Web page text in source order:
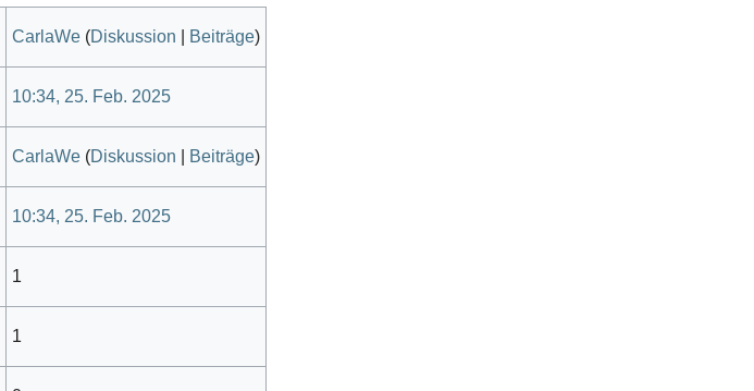
CarlaWe (Diskussion Beiträge)
10:34, 25. Feb. 2025
CarlaWe (Diskussion Beiträge)
10:34, 25. Feb. 2025
1
1